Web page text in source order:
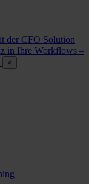
der CFO Solution
in Ihre Workflows –
×